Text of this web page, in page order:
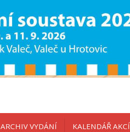
ARCHIV VYDÁNÍ KALENDÁŘ AKCÍ